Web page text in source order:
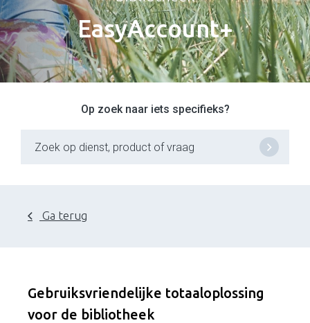
EasyAccount+
Op zoek naar iets specifieks?
Ga terug
Gebruiksvriendelijke totaaloplossing
voor de bibliotheek